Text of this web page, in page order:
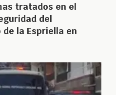
tratados en el
del
la Espriella en